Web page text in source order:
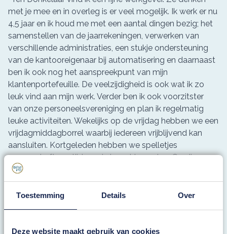
Toestemming Details Over
Deze website maakt gebruik van cookies
met je mee en in overleg is er veel mogelijk. Ik werk er nu
4,5 jaar en ik houd me met een aantal dingen bezig; het
samenstellen van de jaarrekeningen, verwerken van
verschillende administraties, een stukje ondersteuning
van de kantooreigenaar bij automatisering en daarnaast
ben ik ook nog het aanspreekpunt van mijn
klantenportefeuille. De veelzijdigheid is ook wat ik zo
leuk vind aan mijn werk. Verder ben ik ook voorzitster
van onze personeelsvereniging en plan ik regelmatig
leuke activiteiten. Wekelijks op de vrijdag hebben we een
vrijdagmiddagborrel waarbij iedereen vrijblijvend kan
aansluiten. Kortgeleden hebben we spelletjes
aangeschaft om tijdens de borrel te spelen. Op die
manier leer je elkaar wat beter en vaak ook op een
andere manier kennen’’